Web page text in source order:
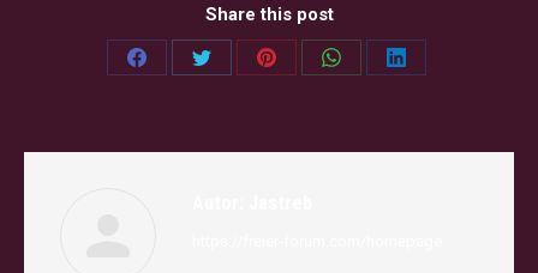
Share this post
Share
Share
Share
Share
Share